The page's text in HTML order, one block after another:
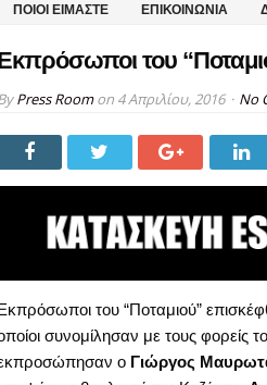
ΠΟΙΟΙ ΕΊΜΑΣΤΕ ΕΠΙΚΟΙΝΩΝΊΑ
του
Press Roomon 4 Απριλίου, 2016 No
του “Ποταμιού”
συνομίλησαν με τους φορείς
ο Γιώργος